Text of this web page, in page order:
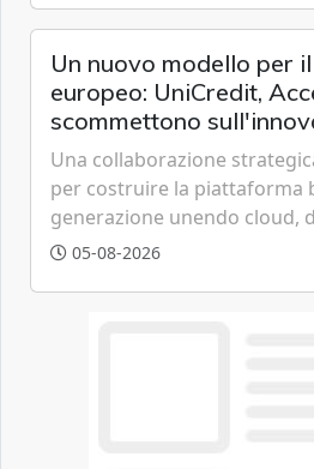
Un nuovo modello per
europeo: UniCredit,
scommettono
tecnologica
Una collaborazione
per costruire la piattaforma
generazione unendo cloud,
artificiale.
05-08-2026